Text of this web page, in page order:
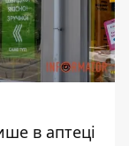
в аптеці